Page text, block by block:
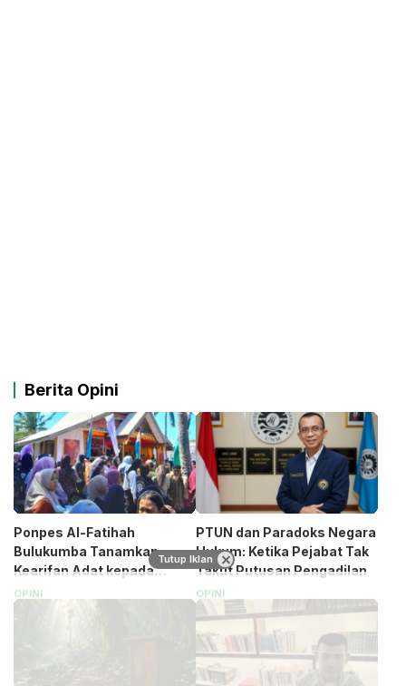
Berita Opini
Ponpes Al-Fatihah
Bulukumba Tanamkan
Kearifan Adat kepada
Santri (Bagian 1)
OPINI
PTUN dan Paradoks Negara
Hukum: Ketika Pejabat Tak
Takut Putusan Pengadilan
OPINI
Tutup Iklan